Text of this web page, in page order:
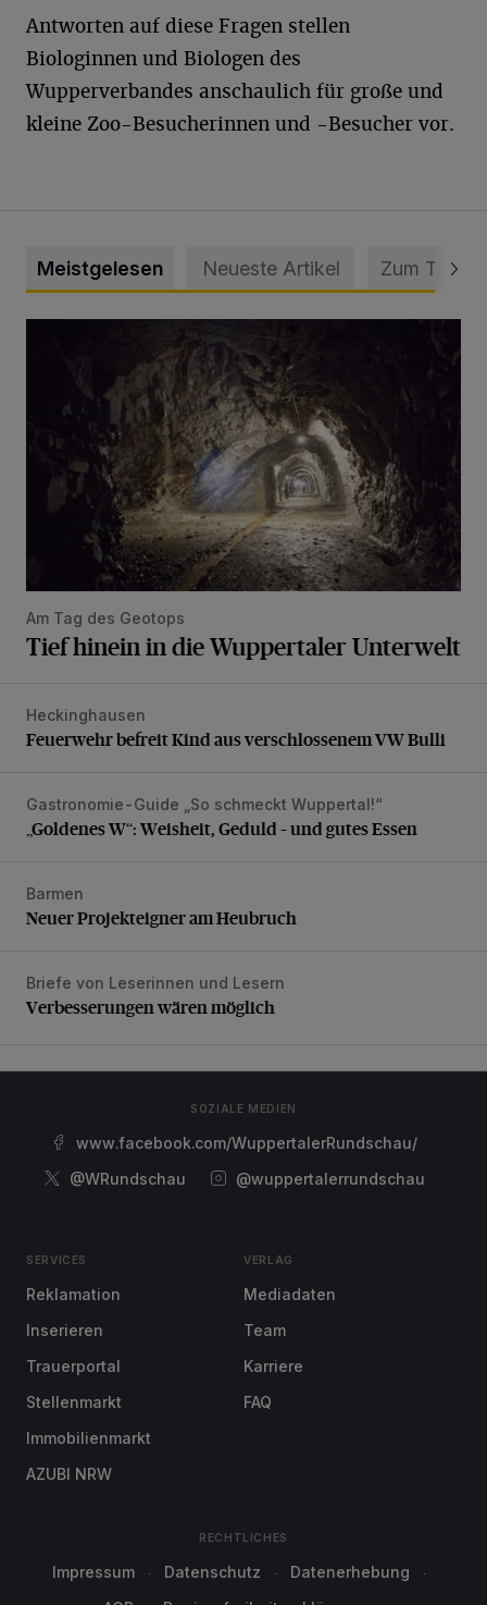
Antworten auf diese Fragen stellen
Biologinnen und Biologen des
Wupperverbandes anschaulich für große und
kleine Zoo-Besucherinnen und -Besucher vor.
Meistgelesen Neueste Artikel Zum Thema
Am Tag des Geotops
Tief hinein in die Wuppertaler Unterwelt
Feuerwehr befreit Kind aus verschlossenem VW Bulli
Heckinghausen
Feuerwehr befreit Kind aus verschlossenem VW Bulli
„Goldenes W“: Weisheit, Geduld – und gutes Essen
Gastronomie-Guide „So schmeckt Wuppertal!“
„Goldenes W“: Weisheit, Geduld – und gutes Essen
Neuer Projekteigner am Heubruch
Barmen
Neuer Projekteigner am Heubruch
Verbesserungen wären möglich
Briefe von Leserinnen und Lesern
Verbesserungen wären möglich
SOZIALE MEDIEN
www.facebook.com/WuppertalerRundschau/
@WRundschau
@wuppertalerrundschau
SERVICES
Reklamation
Inserieren
Trauerportal
Stellenmarkt
Immobilienmarkt
AZUBI NRW
VERLAG
Mediadaten
Team
Karriere
FAQ
RECHTLICHES
Impressum Datenschutz
Datenerhebung